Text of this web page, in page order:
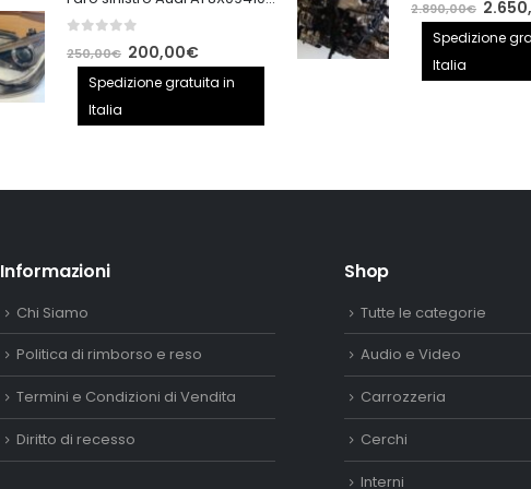
140,00€. 100,00€.
250,00€ Il
prezzo
200,00€Il
prezzo
Spedizione gratuita in
Italia
2.890,00€ Il
prezzo
Spedizione
Italia
Informazioni
Chi Siamo
Politica di rimborso e reso
Termini e Condizioni di Vendita
Diritto di recesso
Shop
Tutte le categorie
Audio e Video
Carrozzeria
Cerchi
Interni